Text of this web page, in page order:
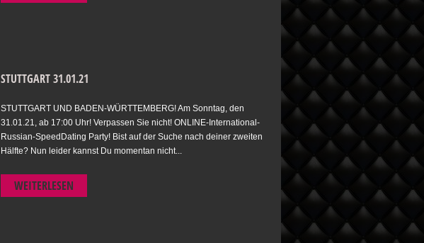
STUTTGART 31.01.21
STUTTGART UND BADEN-WÜRTTEMBERG! Am Sonntag, den
31.01.21, ab 17:00 Uhr! Verpassen Sie nicht! ONLINE-International-
Russian-SpeedDating Party! Bist auf der Suche nach deiner zweiten
Hälfte? Nun leider kannst Du momentan nicht...
WEITERLESEN